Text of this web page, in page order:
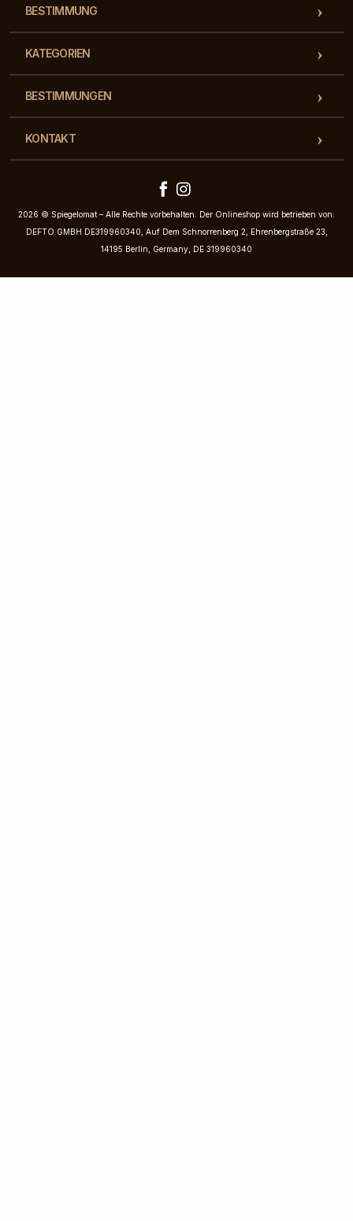
BESTIMMUNG
KATEGORIEN
BESTIMMUNGEN
KONTAKT
2026 © Spiegelomat – Alle Rechte vorbehalten. Der Onlineshop wird betrieben von:
DEFTO GMBH DE319960340, Auf Dem Schnorrenberg 2, Ehrenbergstraße 23,
14195 Berlin, Germany, DE 319960340